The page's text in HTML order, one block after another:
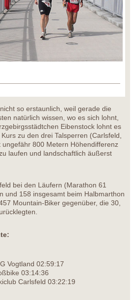
so erstaunlich, weil gerade die
natürlich wissen, wo es sich lohnt,
Eibenstock lohnt es
zu den drei Talsperren (Carlsfeld,
ungefähr 800 Metern Höhendifferenz
laufen und landschaftlich äußerst
bei den Läufern (Marathon 61
und 158 insgesamt beim Halbmarthon
Mountain-Biker gegenüber, die 30,
Vogtland 02:59:17
03:14:36
Carlsfeld 03:22:19